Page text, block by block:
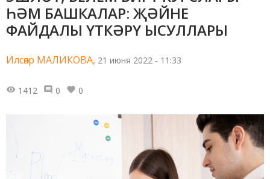
ҺӘМ БАШКАЛАР: ҖӘЙНЕ
ФАЙДАЛЫ ҮТКӘРҮ ЫСУЛЛАРЫ
Илсөяр МАЛИКОВА, 21 июня 2022 - 11:33
1412 0 0